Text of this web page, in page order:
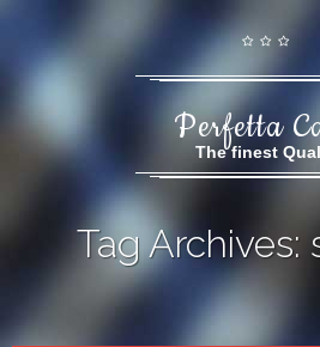
Perfetta
The finest
Tag Archives: